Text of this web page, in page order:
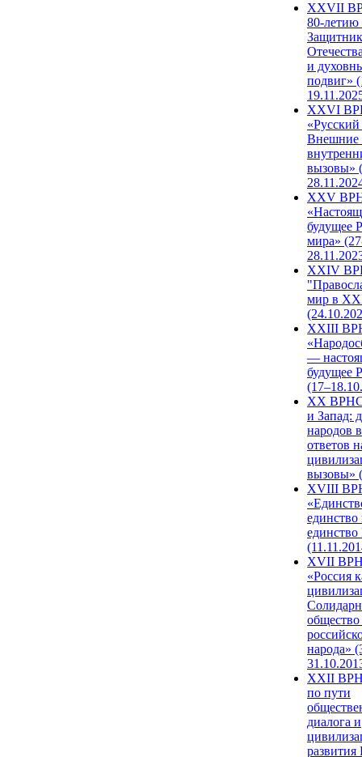
ХХVII
80-
и
подвиг»
XXVI
Внешние
вызовы»
XXV
будущее
мира»
XXIV
мир в
XXIII
—
будущее
XX ВРНС
и Запад:
народов
ответов
вызовы»
XVIII
единство
единство
XVII
«Россия
народа»
XXII
по пути
диалога и
развития